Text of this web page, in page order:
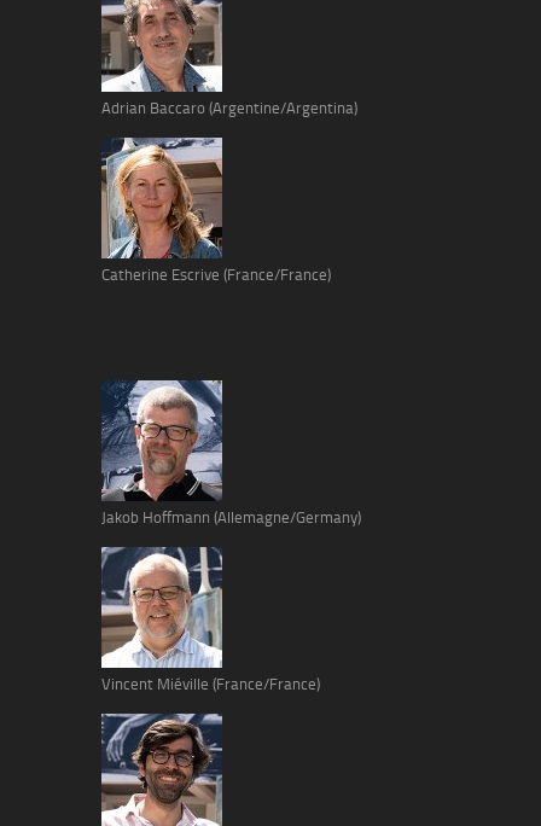
Adrian Baccaro (Argentine/Argentina)
Catherine Escrive (France/France)
Jakob Hoffmann (Allemagne/Germany)
Vincent Miéville (France/France)